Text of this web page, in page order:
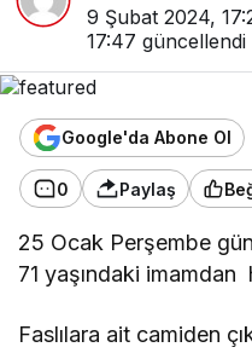
9 Şubat 2024,
17:47 güncellendi
Google'da Abone Ol
0 Paylaş
25 Ocak Perşembe
71 yaşındaki imamdan
Faslılara ait camiden